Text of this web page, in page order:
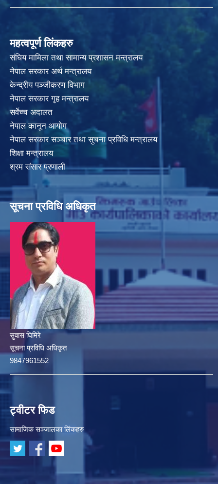
महत्वपूर्ण लिंकहरु
संघिय मामिला तथा सामान्य प्रशासन मन्त्रालय
नेपाल सरकार अर्थ मन्त्रालय
केन्द्रीय पञ्जीकरण विभाग
नेपाल सरकार गृह मन्त्रालय
सर्वेच्च अदालत
नेपाल कानून आयोग
नेपाल सरकार सञ्चार तथा सुचना प्रविधि मन्त्रालय
शिक्षा मन्त्रालय
श्रम संसार प्रणाली
सूचना प्रविधि अधिकृत
सुवास घिमिरे
सूचना प्रविधि अधिकृत
9847961552
ट्वीटर फिड
सामाजिक सञ्जालका लिंकहरु